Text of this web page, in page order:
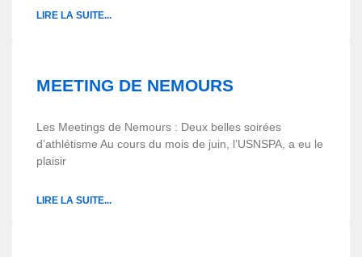
LIRE LA SUITE...
MEETING DE NEMOURS
Les Meetings de Nemours : Deux belles soirées
d’athlétisme Au cours du mois de juin, l’USNSPA, a eu le
plaisir
LIRE LA SUITE...